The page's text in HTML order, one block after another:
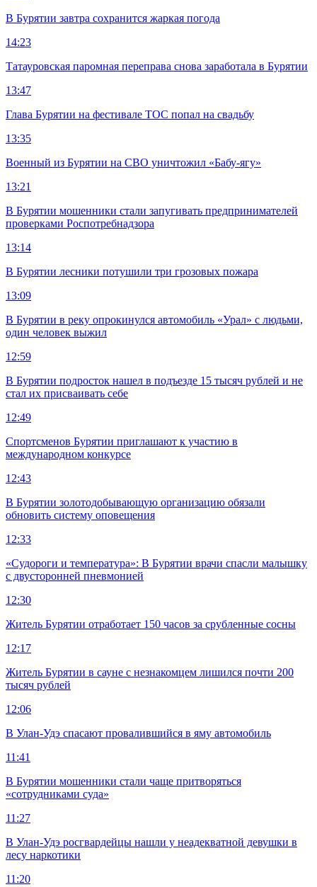
В Бурятии завтра сохранится жаркая погода
14:23
Татауровская паромная переправа снова заработала в Бурятии
13:47
Глава Бурятии на фестивале ТОС попал на свадьбу
13:35
Военный из Бурятии на СВО уничтожил «Бабу-ягу»
13:21
В Бурятии мошенники стали запугивать предпринимателей
проверками Роспотребнадзора
13:14
В Бурятии лесники потушили три грозовых пожара
13:09
В Бурятии в реку опрокинулся автомобиль «Урал» с людьми,
один человек выжил
12:59
В Бурятии подросток нашел в подъезде 15 тысяч рублей и не
стал их присваивать себе
12:49
Спортсменов Бурятии приглашают к участию в
международном конкурсе
12:43
В Бурятии золотодобывающую организацию обязали
обновить систему оповещения
12:33
«Судороги и температура»: В Бурятии врачи спасли малышку
с двусторонней пневмонией
12:30
Житель Бурятии отработает 150 часов за срубленные сосны
12:17
Житель Бурятии в сауне с незнакомцем лишился почти 200
тысяч рублей
12:06
В Улан-Удэ спасают провалившийся в яму автомобиль
11:41
В Бурятии мошенники стали чаще притворяться
«сотрудниками суда»
11:27
В Улан-Удэ росгвардейцы нашли у неадекватной девушки в
лесу наркотики
11:20